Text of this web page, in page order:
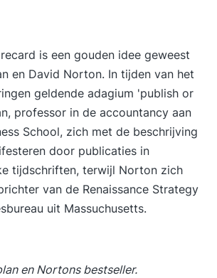
is een gouden idee geweest
en David Norton. In tijden van het
geldende adagium 'publish or
professor in de accountancy aan
School, zich met de beschrijving
door publicaties in
tijdschriften, terwijl Norton zich
van de Renaissance Strategy
uit Massuchusetts.
en Nortons bestseller.